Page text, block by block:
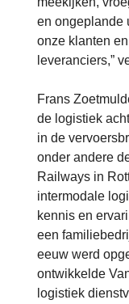
en ongeplande
onze klanten
leveranciers,”
Frans
de logistiek
in de
onder andere
Railways in
intermodale
kennis en
een
eeuw werd
ontwikkelde
logistiek